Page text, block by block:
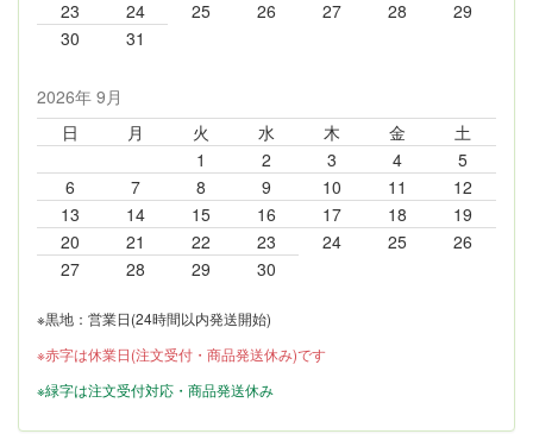
23
24 25 26 27 28
29
30
31
2026年 9月
日
月 火 水 木 金
土
1
2 3 4
5
6
7 8 9 10 11
12
13
14 15 16 17 18
19
20
21 22 23 24 25
26
27
28 29 30
※黒地：営業日(24時間以内発送開始)
※赤字は休業日(注文受付・商品発送休み)です
※緑字は注文受付対応・商品発送休み